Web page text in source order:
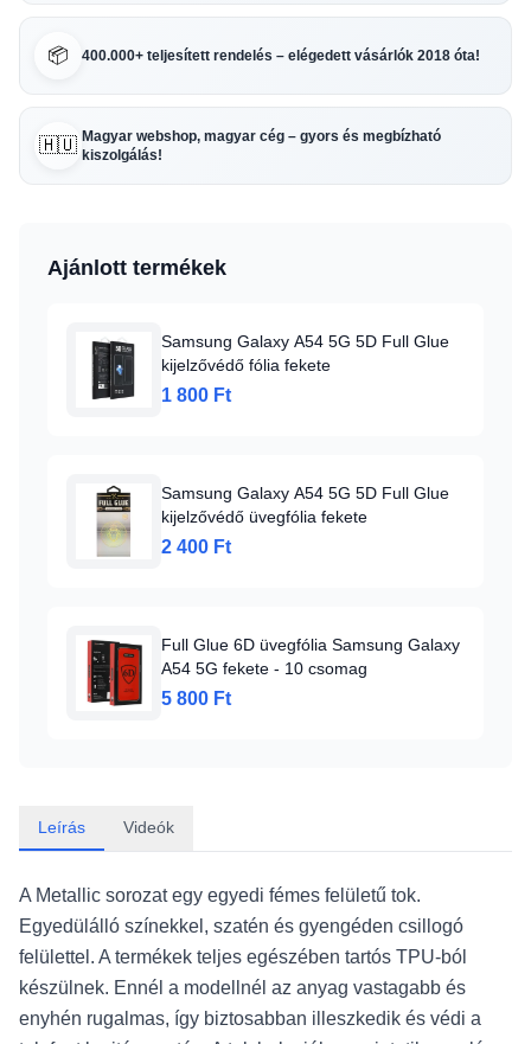
📦 400.000+ teljesített rendelés – elégedett vásárlók 2018 óta!
🇭🇺 Magyar webshop, magyar cég – gyors és megbízható
kiszolgálás!
Ajánlott termékek
Samsung Galaxy A54 5G 5D Full Glue
kijelzővédő fólia fekete
1 800 Ft
Samsung Galaxy A54 5G 5D Full Glue
kijelzővédő üvegfólia fekete
2 400 Ft
Full Glue 6D üvegfólia Samsung Galaxy
A54 5G fekete - 10 csomag
5 800 Ft
Leírás Videók
A Metallic sorozat egy egyedi fémes felületű tok.
Egyedülálló színekkel, szatén és gyengéden csillogó
felülettel. A termékek teljes egészében tartós TPU-ból
készülnek. Ennél a modellnél az anyag vastagabb és
enyhén rugalmas, így biztosabban illeszkedik és védi a